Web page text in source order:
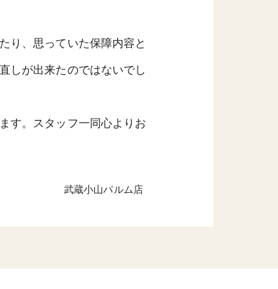
り、思っていた保障内容と
しが出来たのではないでし
す。スタッフ一同心よりお
武蔵小山パルム店